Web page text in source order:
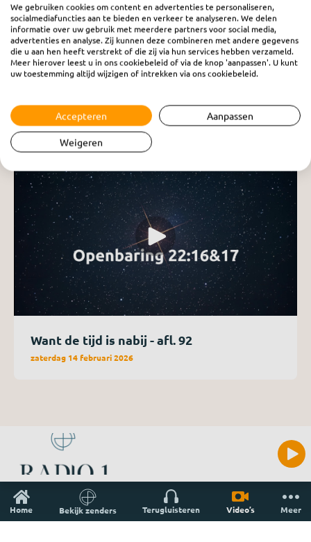
Home Bekijk zenders Terugluisteren Video’s Meer
Radio 1 op zaterdagavond vanaf 19.30uur of terug
luisteren, dit kan op elk gewenst tijdstip.
Want de tijd is nabij - afl. 92
zaterdag 14 februari 2026
We gebruiken cookies om content en advertenties te personaliseren,
socialmediafuncties aan te bieden en verkeer te analyseren. We delen
informatie over uw gebruik met meerdere partners voor social media,
advertenties en analyse. Zij kunnen deze combineren met andere gegevens
die u aan hen heeft verstrekt of die zij via hun services hebben verzameld.
Meer hierover leest u in ons cookiebeleid of via de knop 'aanpassen'. U kunt
uw toestemming altijd wijzigen of intrekken via ons cookiebeleid.
Accepteren Aanpassen
Weigeren